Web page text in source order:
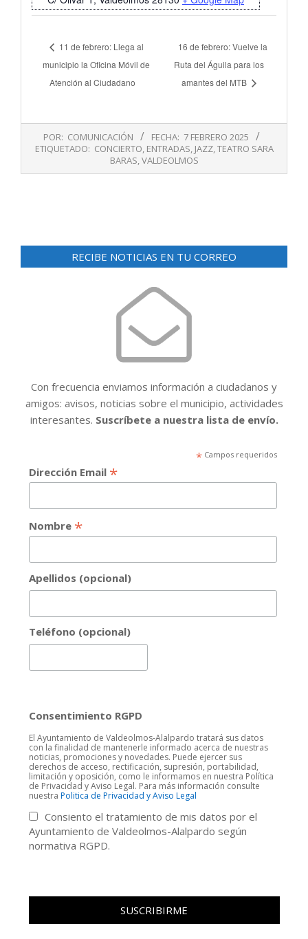
11 de febrero: Llega al
municipio la Oficina Móvil de
Atención al Ciudadano
16 de febrero: Vuelve la
Ruta del Águila para los
amantes del MTB
02-
POR: COMUNICACIÓN FECHA: 7 FEBRERO 2025
ETIQUETADO: CONCIERTO, ENTRADAS, JAZZ,TEATRO SARA
BARAS,VALDEOLMOS
RECIBE NOTICIAS EN TU CORREO
Con frecuencia enviamos información a ciudadanos y
amigos: avisos, noticias sobre el municipio, actividades
interesantes. Suscríbete a nuestra lista de envío.
*Campos requeridos
Dirección Email *
Nombre *
Apellidos (opcional)
Teléfono (opcional)
Consentimiento RGPD
El Ayuntamiento de Valdeolmos-Alalpardo tratará sus datos
con la finalidad de mantenerle informado acerca de nuestras
noticias, promociones y novedades. Puede ejercer sus
derechos de acceso, rectificación, supresión, portabilidad,
limitación y oposición, como le informamos en nuestra Política
de Privacidad y Aviso Legal. Para más información consulte
nuestra Politica de Privacidad y Aviso Legal
Consiento el tratamiento de mis datos por el
Ayuntamiento de Valdeolmos-Alalpardo según
normativa RGPD.